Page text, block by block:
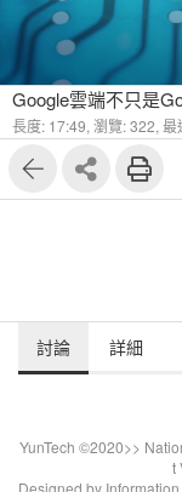
Google雲端不只是
長度: 17:49, 瀏覽: 322, 最
討論 詳細
YunTech ©2020>>
t
Designed by